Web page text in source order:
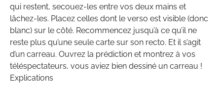
qui restent, secouez-les entre vos deux mains et
lâchez-les. Placez celles dont le verso est visible (donc
blanc) sur le côté. Recommencez jusqu’à ce qu’il ne
reste plus qu’une seule carte sur son recto. Et il s’agit
d’un carreau. Ouvrez la prédiction et montrez à vos
téléspectateurs, vous aviez bien dessiné un carreau !
Explications